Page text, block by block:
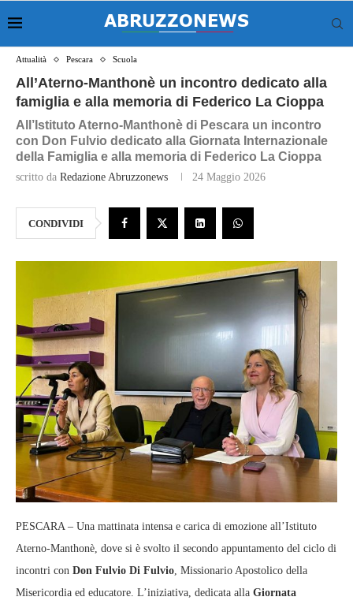
Attualità Pescara Scuola
All’Aterno‑Manthonè un incontro dedicato alla
famiglia e alla memoria di Federico La Cioppa
All’Istituto Aterno‑Manthonè di Pescara un incontro
con Don Fulvio dedicato alla Giornata Internazionale
della Famiglia e alla memoria di Federico La Cioppa
scritto da Redazione Abruzzonews 24 Maggio 2026
CONDIVIDI
PESCARA – Una mattinata intensa e carica di emozione all’Istituto
Aterno‑Manthonè, dove si è svolto il secondo appuntamento del ciclo di
incontri con Don Fulvio Di Fulvio, Missionario Apostolico della
Misericordia ed educatore. L’iniziativa, dedicata alla Giornata